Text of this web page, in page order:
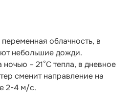
облачность, в
небольшие дожди.
– 21°С тепла, в дневное
сменит направление на
2-4 м/с.